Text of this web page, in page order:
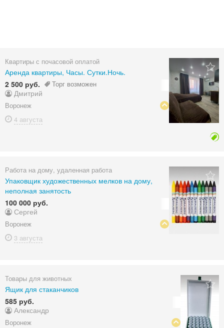
Квартиры с почасовой оплатой
Аренда квартиры, Часы. Сутки.Ночь.
2 500 руб.
Торг возможен
Дмитрий
Воронеж
4 августа
Работа на дому, удаленная работа
Упаковщик художественных мелков на дому,
неполная занятость
100 000 руб.
Сергей
Воронеж
3 августа
Товары для животных
Ящик для стаканчиков
585 руб.
Александр
Воронеж